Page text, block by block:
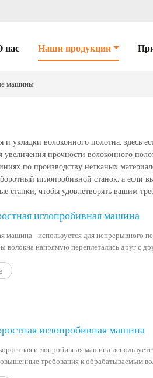
нас Наши продукции
машины
укладки волоконного полотна, здесь
прочности волоконного
по производству нетканых
иглопробивной станок, а если
станки, чтобы удовлетворять вашим
иглопробивная машина
машина - используется для непрерывного
волокна напрямую переплетались друг с
иглопробивная машина
иглопробивная машина
требования к обрабатываемым